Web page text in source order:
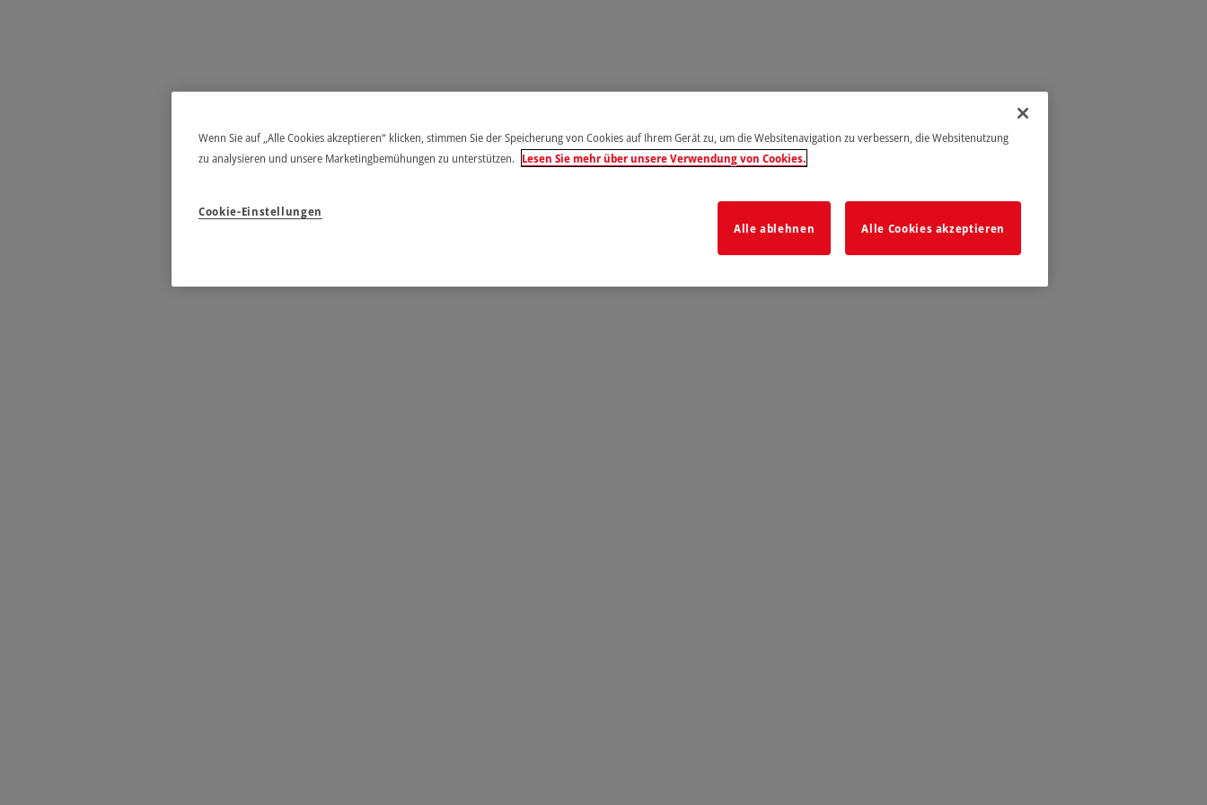
Wenn Sie auf „Alle Cookies akzeptieren“ klicken, stimmen Sie der Speicherung von Cookies auf Ihrem Gerät zu, um die Websitenavigation zu verbessern, die Websitenutzung
zu analysieren und unsere Marketingbemühungen zu unterstützen. Lesen Sie mehr über unsere Verwendung von Cookies.
Alle ablehnen Alle Cookies akzeptieren
Cookie-Einstellungen